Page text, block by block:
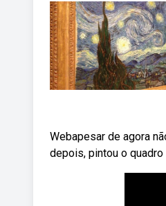
Webapesar de agora
depois, pintou o